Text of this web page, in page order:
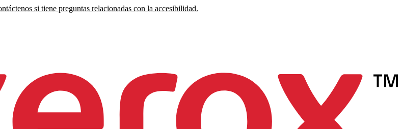
si tiene preguntas relacionadas con la accesibilidad.